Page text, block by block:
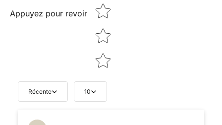
Appuyez pour revoir
Récente 10